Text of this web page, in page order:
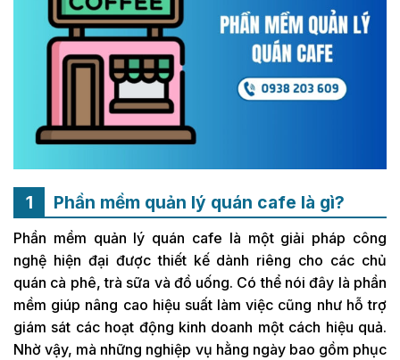
Phần mềm quản lý quán cafe là gì?
Phần mềm quản lý quán cafe là một giải pháp công
nghệ hiện đại được thiết kế dành riêng cho các chủ
quán cà phê, trà sữa và đồ uống. Có thể nói đây là phần
mềm giúp nâng cao hiệu suất làm việc cũng như hỗ trợ
giám sát các hoạt động kinh doanh một cách hiệu quả.
Nhờ vậy, mà những nghiệp vụ hằng ngày bao gồm phục